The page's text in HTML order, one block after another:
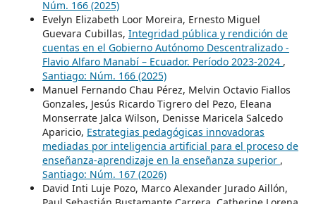
Núm. 166 (2025)
Evelyn Elizabeth Loor Moreira, Ernesto Miguel
Guevara Cubillas, Integridad pública y rendición de
cuentas en el Gobierno Autónomo Descentralizado -
Flavio Alfaro Manabí – Ecuador. Período 2023-2024 ,
Santiago: Núm. 166 (2025)
Manuel Fernando Chau Pérez, Melvin Octavio Fiallos
Gonzales, Jesús Ricardo Tigrero del Pezo, Eleana
Monserrate Jalca Wilson, Denisse Maricela Salcedo
Aparicio, Estrategias pedagógicas innovadoras
mediadas por inteligencia artificial para el proceso de
enseñanza-aprendizaje en la enseñanza superior ,
Santiago: Núm. 167 (2026)
David Inti Luje Pozo, Marco Alexander Jurado Aillón,